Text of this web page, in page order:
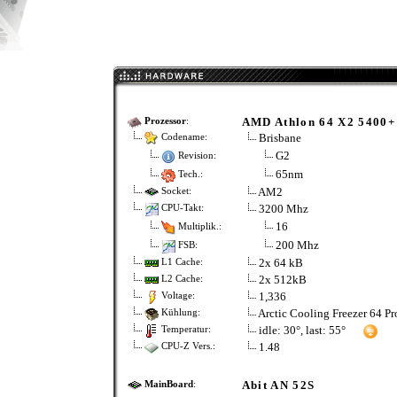
Prozessor: AMD Athlon 64 X2 5400+
Codename: Brisbane
Revision: G2
Tech.: 65nm
Socket: AM2
CPU-Takt: 3200 Mhz
Multiplik.: 16
FSB: 200 Mhz
L1 Cache: 2x 64 kB
L2 Cache: 2x 512kB
Voltage: 1,336
Kühlung: Arctic Cooling Freezer 64
Temperatur: idle: 30°, last: 55°
CPU-Z Vers.: 1.48
MainBoard: Abit AN 52S